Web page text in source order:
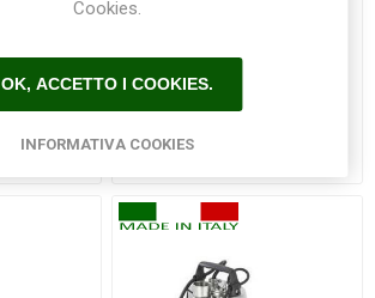
Cookies.
OK, ACCETTO I COOKIES.
INFORMATIVA COOKIES